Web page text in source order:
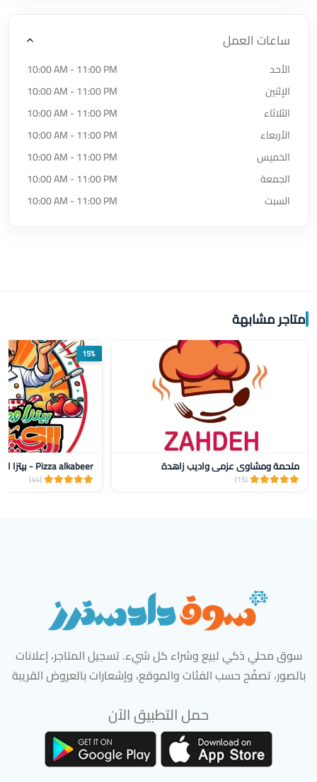
ساعات العمل
الأحد
10:00 AM - 11:00 PM
الإثنين
10:00 AM - 11:00 PM
الثلاثاء
10:00 AM - 11:00 PM
الأربعاء
10:00 AM - 11:00 PM
الخميس
10:00 AM - 11:00 PM
الجمعة
10:00 AM - 11:00 PM
السبت
10:00 AM - 11:00 PM
متاجر مشابهة
ملحمة ومشاوي عزمي واديب زاهدة
(15)
15%
Pizza alkabeer - بيتزا الكبير
(44)
سوق محلي ذكي لبيع وشراء كل شيء. تسجيل المتاجر، إعلانات
بالصور، تصفّح حسب الفئات والموقع، وإشعارات بالعروض القريبة
حمل التطبيق الآن